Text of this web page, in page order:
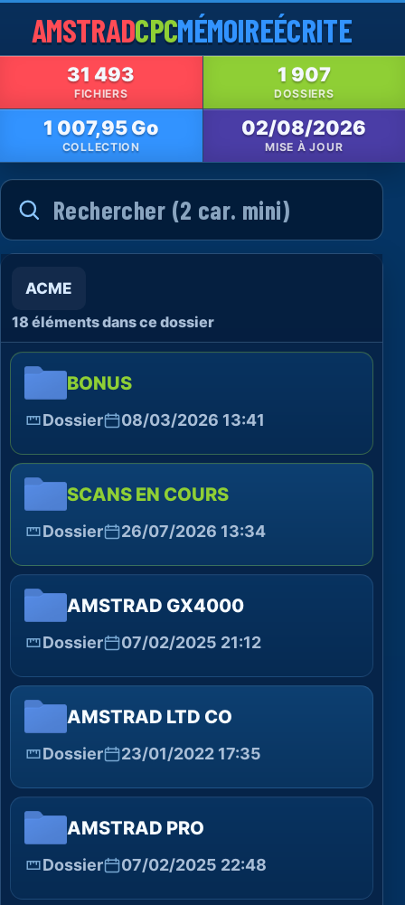
AMSTRADCPCMÉMOIREÉCRITE
31 493
FICHIERS
1 907
DOSSIERS
1 007,95 Go
COLLECTION
02/08/2026
MISE À JOUR
ACME
18 éléments dans ce dossier
BONUS
Dossier 08/03/2026 13:41
SCANS EN COURS
Dossier 26/07/2026 13:34
AMSTRAD GX4000
Dossier 07/02/2025 21:12
AMSTRAD LTD CO
Dossier 23/01/2022 17:35
AMSTRAD PRO
Dossier 07/02/2025 22:48